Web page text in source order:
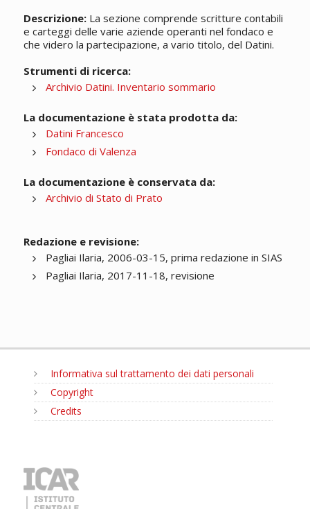
Descrizione:La sezione comprende scritture contabili
e carteggi delle varie aziende operanti nel fondaco e
che videro la partecipazione, a vario titolo, del Datini.
Strumenti di ricerca:
Archivio Datini. Inventario sommario
La documentazione è stata prodotta da:
Datini Francesco
Fondaco di Valenza
La documentazione è conservata da:
Archivio di Stato di Prato
Redazione e revisione:
Pagliai Ilaria, 2006-03-15, prima redazione in SIAS
Pagliai Ilaria, 2017-11-18, revisione
Informativa sul trattamento dei dati personali
Copyright
Credits